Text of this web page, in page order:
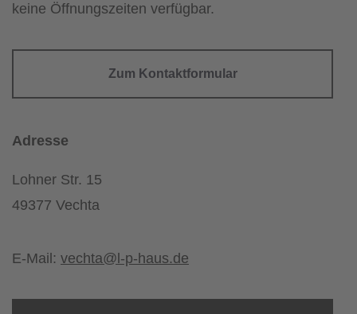
keine Öffnungszeiten verfügbar.
Zum Kontaktformular
Adresse
Lohner Str. 15
49377 Vechta
E-Mail: vechta@l-p-haus.de